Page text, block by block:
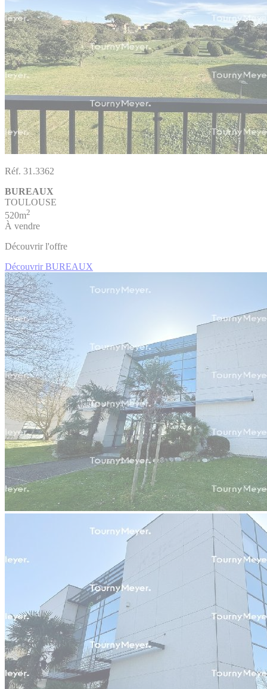
Réf. 31.3362
BUREAUX
TOULOUSE
520m2
À vendre
Découvrir l'offre
Découvrir BUREAUX